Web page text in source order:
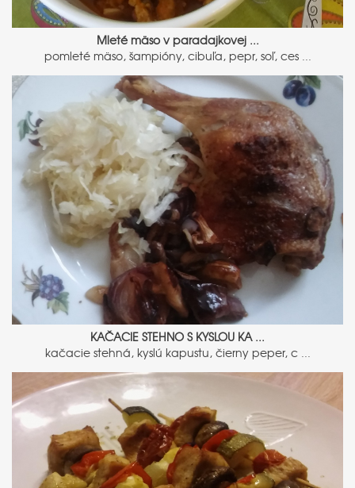
Mleté mäso v paradajkovej ...
pomleté mäso, šampióny, cibuľa, pepr, soľ, ces ...
KAČACIE STEHNO S KYSLOU KA ...
kačacie stehná, kyslú kapustu, čierny peper, c ...